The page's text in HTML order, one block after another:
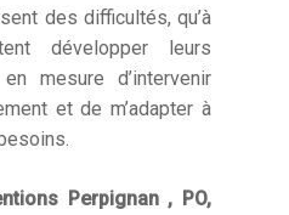
des difficultés, qu’à
développer leurs
mesure d’intervenir
et de m’adapter à
Perpignan , PO,